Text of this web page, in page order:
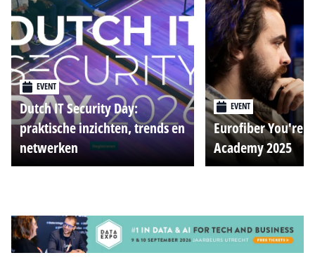
EVENT
Dutch IT Security Day:
praktische inzichten, trends en
netwerken
EVENT
Eurofiber You're
Academy 2025